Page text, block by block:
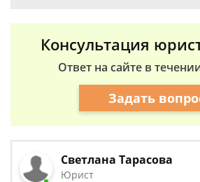
Консультация
Ответ на сайте в
Задать
Светлана Тарасова
Юрист